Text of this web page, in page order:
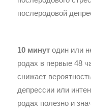
послеродовой
10 минутодин или
родах в первые 48
снижает
депрессии или
родах полезно и